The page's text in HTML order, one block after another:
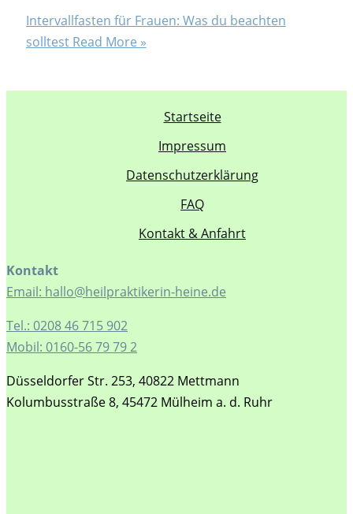
Intervallfasten für Frauen: Was du beachten
solltestRead More »
Startseite
Impressum
Datenschutzerklärung
FAQ
Kontakt & Anfahrt
Kontakt
Email: hallo@heilpraktikerin-heine.de
Tel.: 0208 46 715 902
Mobil: 0160-56 79 79 2
Düsseldorfer Str. 253, 40822 Mettmann
Kolumbusstraße 8, 45472 Mülheim a. d. Ruhr